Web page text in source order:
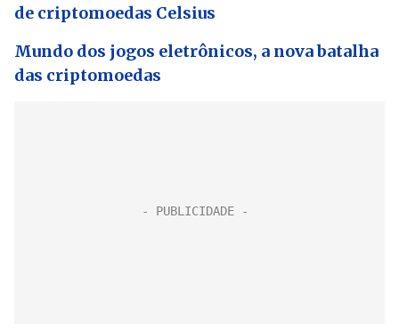
de criptomoedas Celsius
Mundo dos jogos eletrônicos, a nova batalha
das criptomoedas